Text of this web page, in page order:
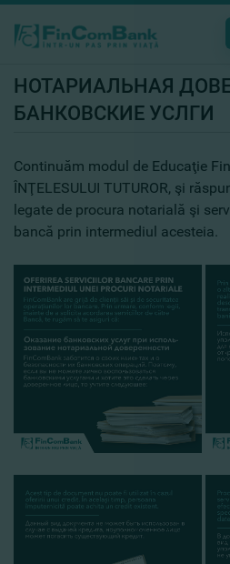
НОТАРИАЛЬНАЯ
БАНКОВСКИЕ УСЛГИ
Continuăm modul de Educaţie
ÎNŢELESULUI TUTUROR, şi
legate de procura notarială şi
bancă prin intermediul acesteia.